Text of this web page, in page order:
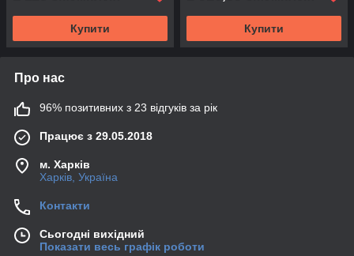
Купити Купити
Про нас
96% позитивних з 23 відгуків за рік
Працює з 29.05.2018
м. Харків
Харків, Україна
Контакти
Сьогодні вихідний
Показати весь графік роботи